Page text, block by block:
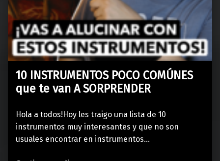
10 INSTRUMENTOS POCO COMÚNES
que te van A SORPRENDER
Hola a todos!Hoy les traigo una lista de 10
instrumentos muy interesantes y que no son
usuales encontrar en instrumentos…